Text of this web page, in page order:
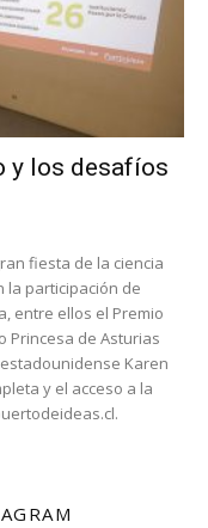
y los desafíos
fiesta de la ciencia
la participación de
entre ellos el Premio
Princesa de Asturias
Karen
y el acceso a la